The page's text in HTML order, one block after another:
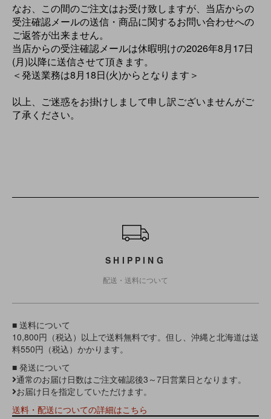
なお、この間のご注文はお受け致しますが、当店からの
受注確認メールの送信・商品に関するお問い合わせへの
ご返答が出来ません。
当店からの受注確認メールは休暇明けの2026年8月17日
(月)以降に送信させて頂きます。
＜発送業務は8月18日(火)からとなります＞
以上、ご迷惑をお掛けしまして申し訳ございませんがご
了承ください。
ショッピングガイド
SHIPPING
配送・送料について
■ 送料について
10,800円（税込）以上で送料無料です。但し、沖縄と北海道は送
料550円（税込）かかります。
■ 発送について
通常のお届け日数はご注文確認後3～7日営業日となります。
お届け日を指定していただけます。
送料・配送についての詳細はこちら